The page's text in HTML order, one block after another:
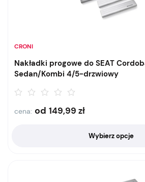
CRONI
Nakładki progowe do SEAT
Sedan/Kombi 4/5-drzwiowy
cena: od 149,99 zł
Wybierz opcje